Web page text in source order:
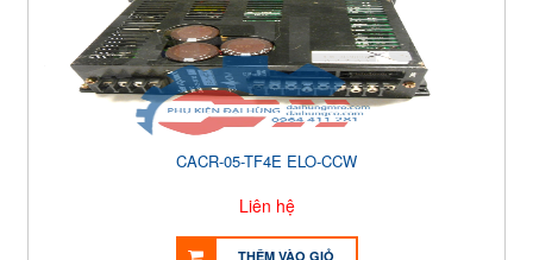
CACR-05-TF4E ELO-CCW
Liên hệ
THÊM VÀO GIỎ